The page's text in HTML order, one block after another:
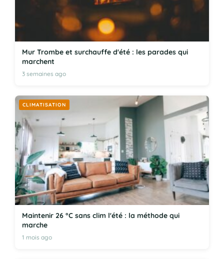
Mur Trombe et surchauffe d'été : les parades qui
marchent
3 semaines ago
CLIMATISATION
Maintenir 26 °C sans clim l'été : la méthode qui
marche
1 mois ago